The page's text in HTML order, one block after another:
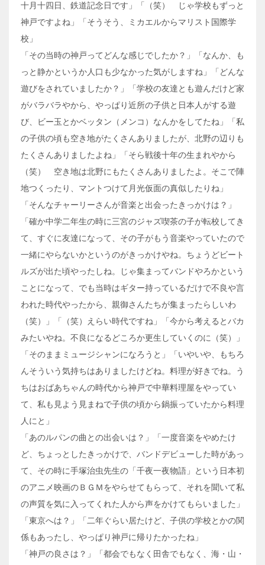
十月十四日、鉄道記念日です」「（笑） じゃ学校もずっと
神戸ですよね」「そうそう、ミカエルからマリスト国際学
校」
「その当時の神戸ってどんな感じでしたか？」「なんか、も
っと静かというか人口も少なかった気がしますね」「どんな
遊びをされていましたか？」「学校の友達とも遊んだけど家
がバラバラやから、やっぱり近所の子供と日本人がする遊
び、ビー玉とかベッタン（メンコ）なんかをしてたね」「私
の子供の頃も空き地がたくさんありましたが、北野の辺りも
たくさんありましたよね」「そら戦後十年の生まれやから
（笑） 空き地は北野にもたくさんありましたよ。そこで陣
地つくったり、マントつけて月光仮面の真似したりね」
「そんなチャーリーさんが音楽と出会ったきっかけは？」
「確か中学二年生の時に三宮のジャズ喫茶の子が転校してき
て、すぐに友達になって、その子がもう音楽やっていたので
一緒にやらないかというのがきっかけやね。ちょうどビート
ルズが出た頃やったしね。じゃ集まってバンドやろかという
ことになって、でも当時はギター持っているだけで不良や言
われた時代やったから、親御さんたちが集まったらしいわ
（笑）」「（笑）えらい時代ですね」「今から考えるとバカ
みたいやね。不良になるどころか更生していくのに（笑）」
「そのままミュージシャンになろうと」「いやいや、もちろ
んそういう気持ちはありましたけどね。料理が好きでね。う
ちはおばあちゃんの時代から神戸で中華料理屋をやってい
て、私も見よう見まねで子供の頃から鍋振っていたから料理
人にと」
「あのルパンの曲との出会いは？」「一度音楽をやめたけ
ど、ちょっとしたきっかけで、バンドデビューした時があっ
て、その時に手塚治虫先生の「千夜一夜物語」という日本初
のアニメ映画のＢＧＭをやらせてもらって、それを聞いて私
の声質を気に入ってくれた人から声をかけてもらいました」
「東京へは？」「二年ぐらい居たけど、子供の学校とかの関
係もあったし、やっぱり神戸に帰りたかったね」
「神戸の良さは？」「都会でもなく田舎でもなく、海・山・